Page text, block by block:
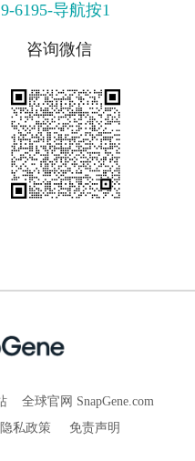
6195-导航按1
询微信
全球官网 SnapGene.com
隐私政策 免责声明